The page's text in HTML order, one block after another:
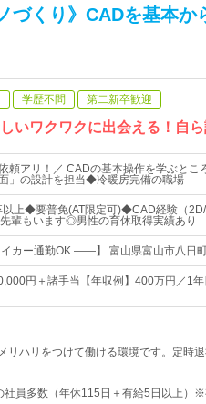
づくり》CADを基本
学歴不問 第二新卒歓迎
いワクワクに出会える！
頼アリ！／ CADの基本操作を学ぶと
」の設計を担当◆冷暖房完備の職場
以上◆要普免(AT限定可)◆CAD経験（
輩もいます◎男性の育休取得実績あり
カー通勤OK ――】 富山県富山市八日
円＋諸手当【年収例】400万円／1
リハリをつけて働ける環境です。定時
社員多数（年休115日＋有給5日以上）